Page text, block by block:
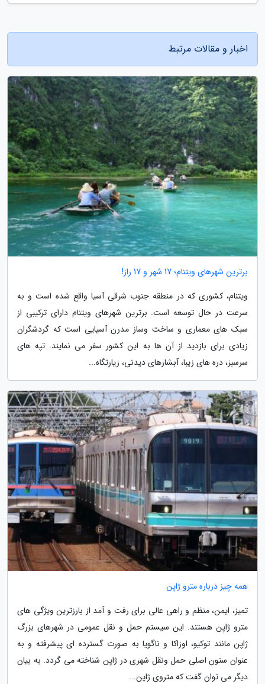
اخبار و مقالات مرتبط
برترین شهرهای ویتنام؛ 17 شهر و 17 راز!
ویتنام، کشوری که در منطقه جنوب شرقی آسیا واقع شده است و به
سرعت در حال توسعه است. برترین شهرهای ویتنام دارای ترکیبی از
سبک های معماری و ساخت وساز مدرن آسیایی است که گردشگران
زیادی برای بازدید از آن ها به این کشور سفر می نمایند. تپه های
سرسبز، دره های زیبا، آبشارهای دیدنی، زیارتگاه...
همه چیز درباره مترو ژاپن
تمیز، ایمن، منظم و راهی عالی برای رفت و آمد از بارزترین ویژگی های
مترو ژاپن هستند. این سیستم حمل و نقل عمومی در شهرهای بزرگ
ژاپن مانند توکیو، اوزاکا و ناگویا به صورت گسترده ای پیشرفته و به
عنوان ستون اصلی حمل ونقل شهری در ژاپن شناخته می گردد. به بیان
دیگر می توان گفت که متروی ژاپن...